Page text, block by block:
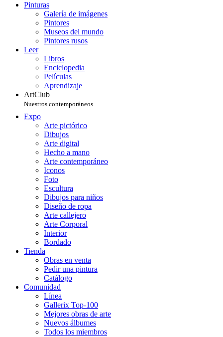
Pinturas
Galería de imágenes
Pintores
Museos del mundo
Pintores rusos
Leer
Libros
Enciclopedia
Películas
Aprendizaje
ArtClub
Nuestros contemporáneos
Expo
Arte pictórico
Dibujos
Arte digital
Hecho a mano
Arte contemporáneo
Iconos
Foto
Escultura
Dibujos para niños
Diseño de ropa
Arte callejero
Arte Corporal
Interior
Bordado
Tienda
Obras en venta
Pedir una pintura
Catálogo
Comunidad
Línea
Gallerix Top-100
Mejores obras de arte
Nuevos álbumes
Todos los miembros